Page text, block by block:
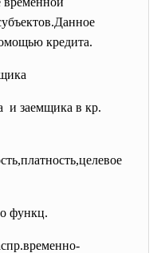
кредита.
и заемщика в кр.
функц.